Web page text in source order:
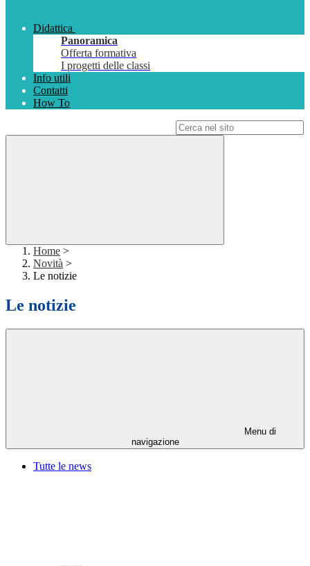
Didattica
Panoramica
Offerta formativa
I progetti delle classi
Info utili
Contatti
How To
Home >
Novità >
Le notizie
Le notizie
Menu di
navigazione
Tutte le news